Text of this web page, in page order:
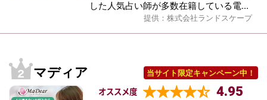
した人気占い師が多数在籍している電...
提供：株式会社ランドスケープ
マディア 当サイト限定キャンペーン中！
オススメ度 4.95